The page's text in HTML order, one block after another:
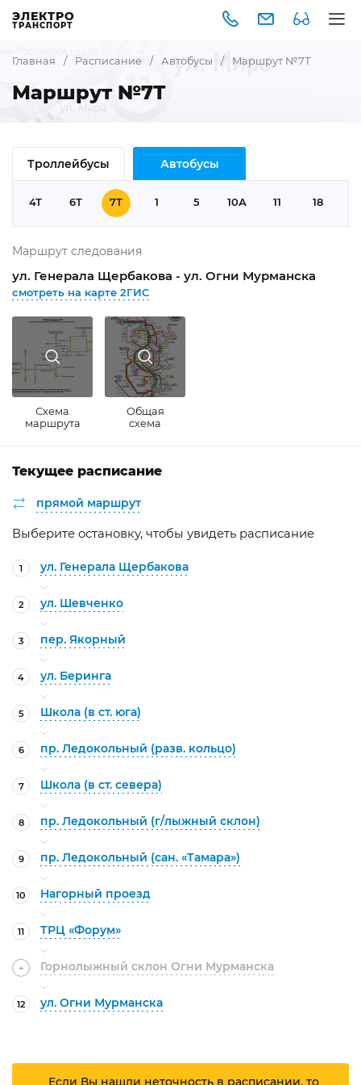
ЭЛЕКТРО
ТРАНСПОРТ
Главная / Расписание / Автобусы / Маршрут №7Т
Маршрут №7Т
Троллейбусы Автобусы
4Т 6Т 7Т 1 5 10А 11 18
Маршрут следования
ул. Генерала Щербакова - ул. Огни Мурманска
смотреть на карте 2ГИС
Схема
маршрута
Общая
схема
Текущее расписание
прямой маршрут
Выберите остановку, чтобы увидеть расписание
1 ул. Генерала Щербакова
2 ул. Шевченко
3 пер. Якорный
4 ул. Беринга
5 Школа (в ст. юга)
6 пр. Ледокольный (разв. кольцо)
7 Школа (в ст. севера)
8 пр. Ледокольный (г/лыжный склон)
9 пр. Ледокольный (сан. «Тамара»)
10 Нагорный проезд
11 ТРЦ «Форум»
+ Горнолыжный склон Огни Мурманска
12 ул. Огни Мурманска
Если Вы нашли неточность в расписании, то